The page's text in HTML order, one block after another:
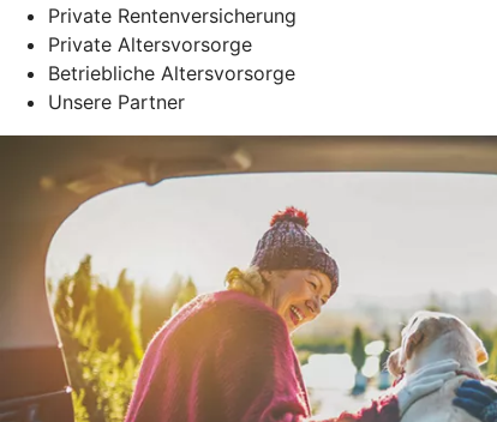
Private Rentenversicherung
Private Altersvorsorge
Betriebliche Altersvorsorge
Unsere Partner